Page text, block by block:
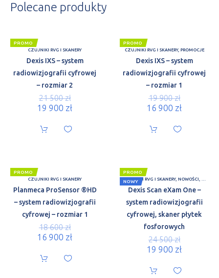
Polecane produkty
PROMO
CZUJNIKI RVG I SKANERY
Dexis IXS – system
radiowizjografii cyfrowej
– rozmiar 2
21 500zł
19 900 zł
PROMO
CZUJNIKI RVG I SKANERY, PROMOCJE
Dexis IXS – system
radiowizjografii cyfrowej
– rozmiar 1
19 900zł
16 900 zł
PROMO
CZUJNIKI RVG I SKANERY
Planmeca ProSensor ®HD
– system radiowizjografii
cyfrowej – rozmiar 1
18 600zł
16 900 zł
PROMO
NOWY
CZUJNIKI RVG I SKANERY, NOWOŚCI,
Dexis Scan eXam One –
system radiowizjografii
cyfrowej, skaner płytek
fosforowych
24 500zł
19 900 zł